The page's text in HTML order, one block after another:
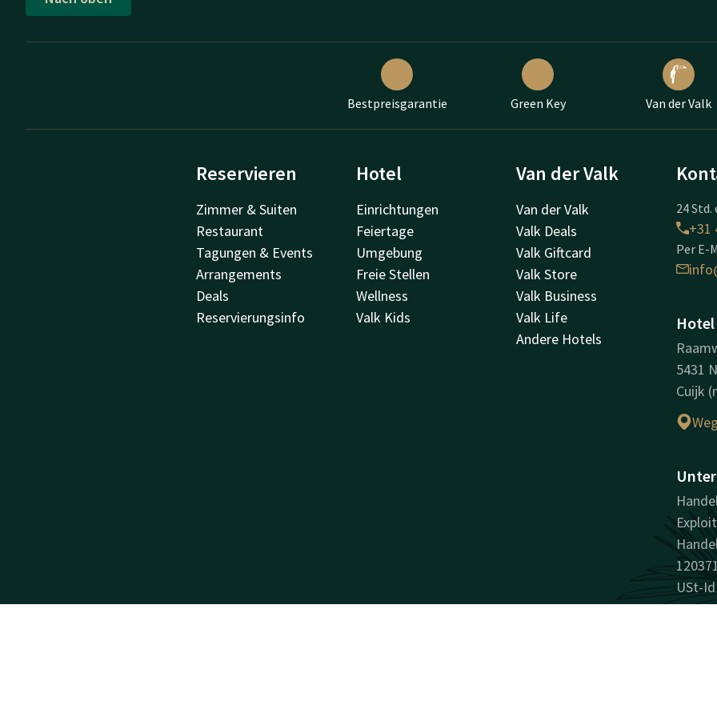
Bestpreisgarantie Green Key Van der Valk
Reservieren
Zimmer & Suiten
Restaurant
Tagungen & Events
Arrangements
Deals
Reservierungsinfo
Hotel
Einrichtungen
Feiertage
Umgebung
Freie Stellen
Wellness
Valk Kids
Van der Valk
Van der Valk
Valk Deals
Valk Giftcard
Valk Store
Valk Business
Valk Life
Andere Hotels
24
+31
Per E-
5431
Cuijk
USt-